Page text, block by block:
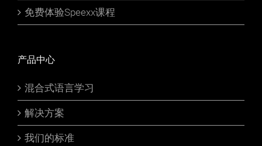
免费体验Speexx课程
产品中心
混合式语言学习
解决方案
我们的标准